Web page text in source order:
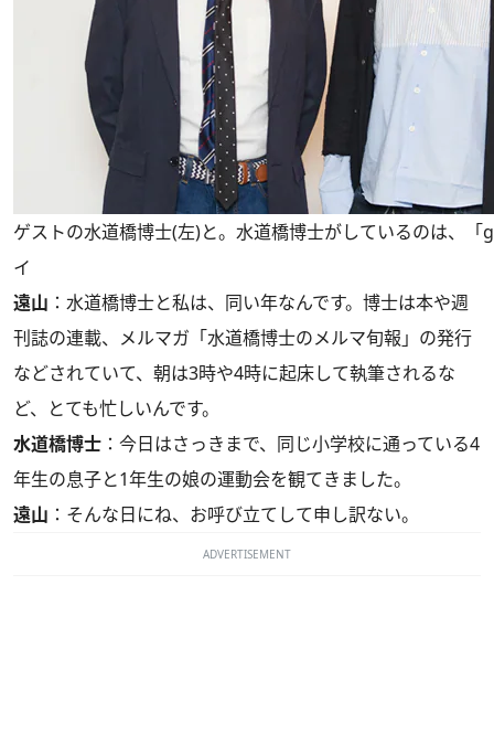
ゲストの水道橋博士(左)と。水道橋博士がしているのは、
イ
遠山 ：水道橋博士と私は、同い年なんです。博士は本や週
刊誌の連載、メルマガ「水道橋博士のメルマ旬報」の発行
などされていて、朝は3時や4時に起床して執筆されるな
ど、とても忙しいんです。
水道橋博士 ：今日はさっきまで、同じ小学校に通っている4
年生の息子と1年生の娘の運動会を観てきました。
遠山 ：そんな日にね、お呼び立てして申し訳ない。
ADVERTISEMENT